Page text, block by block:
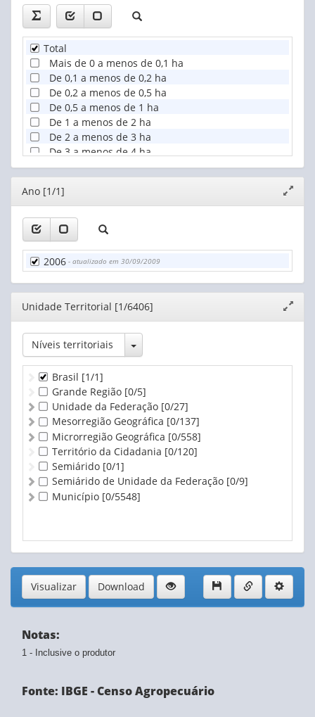
Total
Mais de 0 a menos de 0,1 ha
De 0,1 a menos de 0,2 ha
De 0,2 a menos de 0,5 ha
De 0,5 a menos de 1 ha
De 1 a menos de 2 ha
De 2 a menos de 3 ha
De 3 a menos de 4 ha
De 4 a menos de 5 ha
De 5 a menos de 10 ha
De 10 a menos de 20 ha
De 20 a menos de 50 ha
De 50 a menos de 100 ha
De 100 a menos de 200 ha
De 200 a menos de 500 ha
De 500 a menos de 1.000 ha
De 1.000 a menos de 2.500 ha
Produtor sem área
Editor
janela
Ano [1/1]
2006 - atualizado em 30/09/2009
Editor
janela
Unidade Territorial [1/6406]
Níveis territoriais Toggle Dropdown
Brasil [1/1]
Grande Região [0/5]
Unidade da Federação [0/27]
Mesorregião Geográfica [0/137]
Microrregião Geográfica [0/558]
Território da Cidadania [0/120]
Semiárido [0/1]
Semiárido de Unidade da Federação [0/9]
Município [0/5548]
Visualizar Download
Notas:
1 - Inclusive o produtor
Fonte: IBGE - Censo Agropecuário